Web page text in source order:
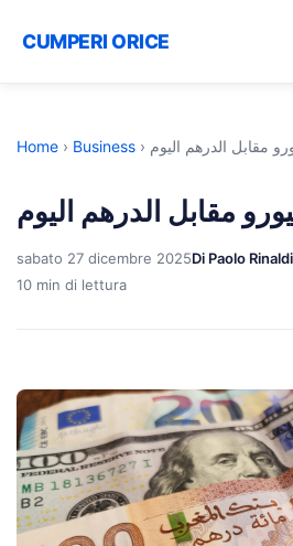
CUMPERI ORICE
Home › Business › مقابل الدرهم اليوم
مقابل الدرهم اليوم
sabato 27 dicembre 2025Di Paolo Rinaldi
10 min di lettura